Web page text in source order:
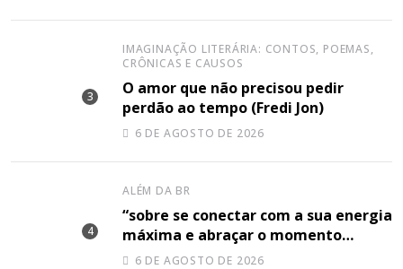
IMAGINAÇÃO LITERÁRIA: CONTOS, POEMAS,
CRÔNICAS E CAUSOS
O amor que não precisou pedir
perdão ao tempo (Fredi Jon)
6 DE AGOSTO DE 2026
ALÉM DA BR
“sobre se conectar com a sua energia
máxima e abraçar o momento
plenamente”, disse Shery M sobre
6 DE AGOSTO DE 2026